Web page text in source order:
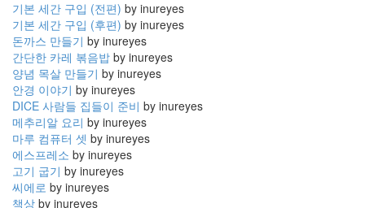
기본 세간 구입 (전편) by inureyes
기본 세간 구입 (후편) by inureyes
돈까스 만들기 by inureyes
간단한 카레 볶음밥 by inureyes
양념 목살 만들기 by inureyes
안경 이야기 by inureyes
DICE 사람들 집들이 준비 by inureyes
메추리알 요리 by inureyes
마루 컴퓨터 셋 by inureyes
에스프레소 by inureyes
고기 굽기 by inureyes
씨에로 by inureyes
책상 by inureyes